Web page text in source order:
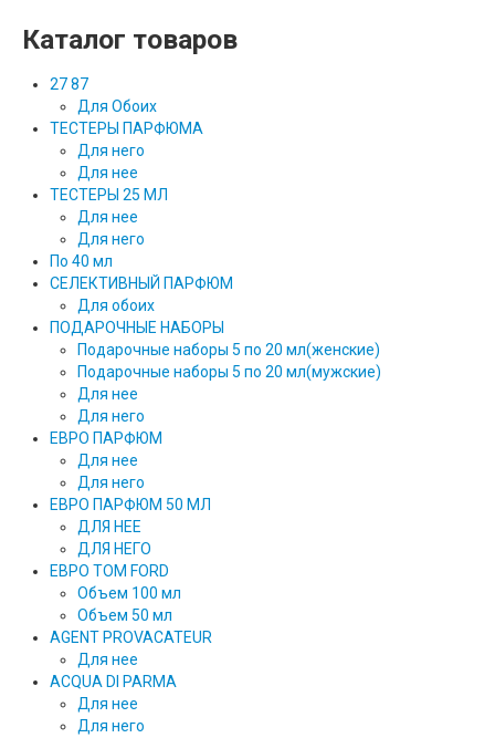
Каталог товаров
27 87
Для Обоих
ТЕСТЕРЫ ПАРФЮМА
Для него
Для нее
ТЕСТЕРЫ 25 МЛ
Для нее
Для него
По 40 мл
СЕЛЕКТИВНЫЙ ПАРФЮМ
Для обоих
ПОДАРОЧНЫЕ НАБОРЫ
Подарочные наборы 5 по 20 мл(женские)
Подарочные наборы 5 по 20 мл(мужские)
Для нее
Для него
ЕВРО ПАРФЮМ
Для нее
Для него
ЕВРО ПАРФЮМ 50 МЛ
ДЛЯ НЕЕ
ДЛЯ НЕГО
ЕВРО TOM FORD
Объем 100 мл
Объем 50 мл
AGENT PROVACATEUR
Для нее
ACQUA DI PARMA
Для нее
Для него